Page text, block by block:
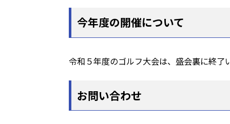
今年度の開催について
令和５年度のゴルフ大会は、盛会裏に終了
お問い合わせ